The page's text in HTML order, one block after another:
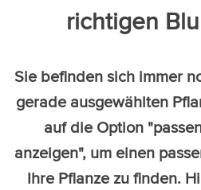
richtigen
Sie befinden sich immer
gerade ausgewählten
auf die Option
anzeigen", um einen
Ihre Pflanze zu finden.